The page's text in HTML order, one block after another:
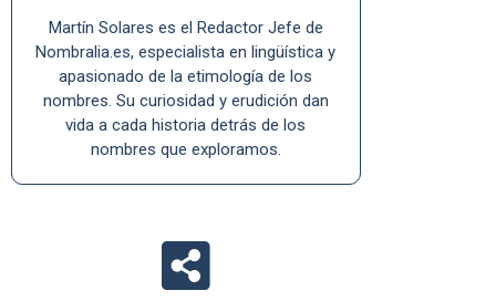
Martín Solares es el Redactor Jefe de
Nombralia.es, especialista en lingüística y
apasionado de la etimología de los
nombres. Su curiosidad y erudición dan
vida a cada historia detrás de los
nombres que exploramos.